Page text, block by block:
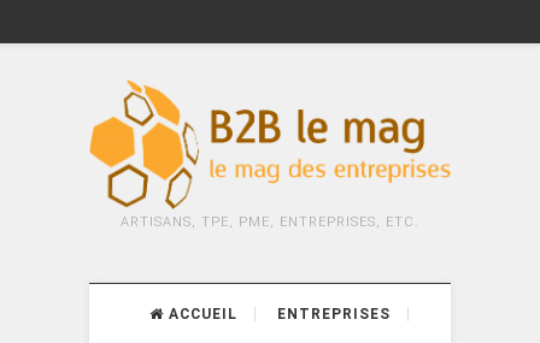
ARTISANS, TPE, PME, ENTREPRISES, ETC.
ACCUEIL ENTREPRISES